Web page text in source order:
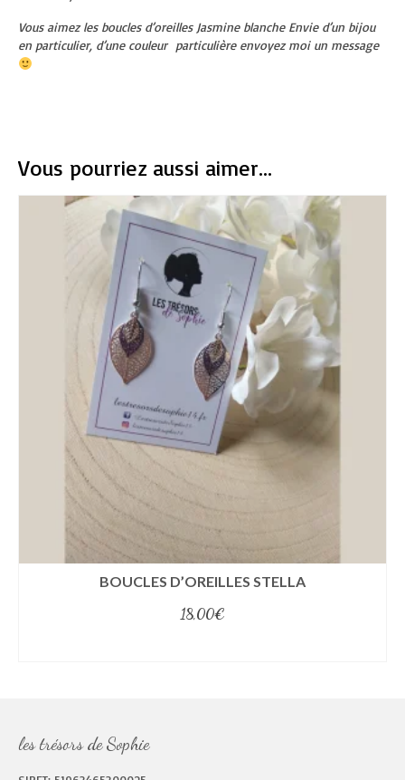
Vous aimez les boucles d’oreilles Jasmine blanche Envie d’un bijou
en particulier, d’une couleur particulière envoyez moi un message
Vous pourriez aussi aimer...
BOUCLES D’OREILLES STELLA
18,00€
les trésors de Sophie